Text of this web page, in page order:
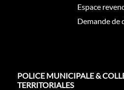
Espace
Demande de
POLICE MUNICIPALE &
TERRITORIALES